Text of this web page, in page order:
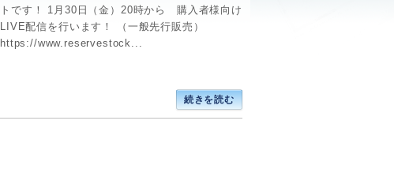
トです！ 1月30日（金）20時から 購入者様向け
LIVE配信を行います！ （一般先行販売）
https://www.reservestock...
続きを読む